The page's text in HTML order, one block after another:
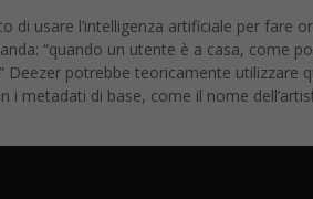
usare l’intelligenza artificiale per fare
“quando un utente è a casa, come
Deezer potrebbe teoricamente utilizzare
metadati di base, come il nome